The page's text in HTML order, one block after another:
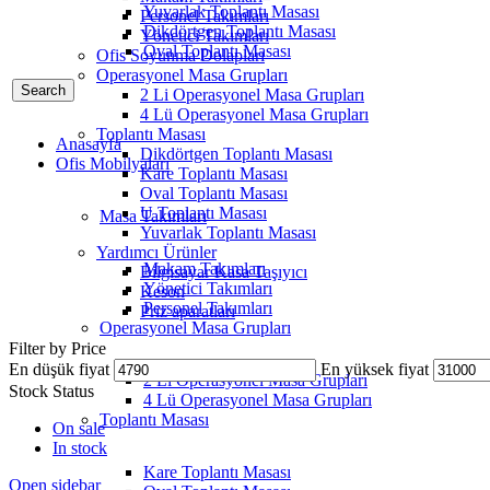
Yuvarlak Toplantı Masası
Dikdörtgen Toplantı Masası
Oval Toplantı Masası
Search
Anasayfa
Ofis Mobilyaları
Masa Takımları
Makam Takımları
Yönetici Takımları
Personel Takımları
Operasyonel Masa Grupları
2 Li Operasyonel Masa Grupları
4 Lü Operasyonel Masa Grupları
Toplantı Masası
Kare Toplantı Masası
Personel Takımları
Yönetici Takımları
Ofis Soyunma Dolapları
Operasyonel Masa Grupları
2 Li Operasyonel Masa Grupları
4 Lü Operasyonel Masa Grupları
Toplantı Masası
Dikdörtgen Toplantı Masası
Kare Toplantı Masası
Oval Toplantı Masası
U Toplantı Masası
Yuvarlak Toplantı Masası
Yardımcı Ürünler
Bilgisayar Kasa Taşıyıcı
Keson
Priz aparatları
Filter by Price
En düşük fiyat
En yüksek fiyat
Stock Status
On sale
In stock
Open sidebar